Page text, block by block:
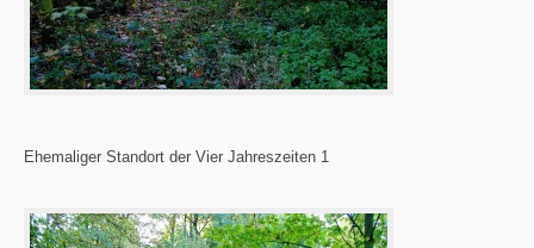
Ehemaliger Standort der Vier Jahreszeiten 1